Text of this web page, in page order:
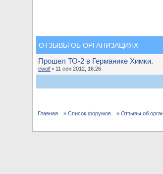
ОТЗЫВЫ ОБ ОРГАНИЗАЦИЯХ
Прошел ТО-2 в Германике Химки.
ewolf • 11 сен 2012, 16:26
Главная » Список форумов » Отзывы об